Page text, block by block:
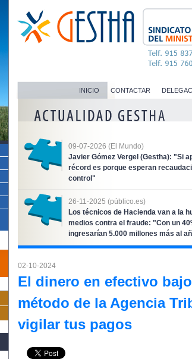
INICIO CONTACTAR
09-07-2026 (El Mundo)
Javier Gómez Vergel (Gestha): "Si
récord es porque esperan
control"
26-11-2025 (público.es)
Los técnicos de Hacienda van a la
medios contra el fraude: "Con un
ingresarían 5.000 millones más al
02-10-2024
El dinero en efectivo
método de la Agencia
vigilar tus pagos